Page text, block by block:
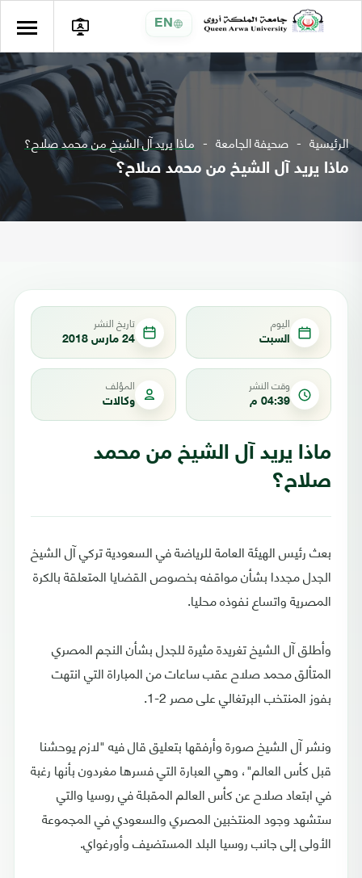
EN
الرئيسية صحيفة الجامعة ماذا يريد آل الشيخ من محمد صلاح؟
ماذا يريد آل الشيخ من محمد صلاح؟
اليوم
السبت
تاريخ النشر
24 مارس 2018
وقت النشر
04:39 م
المؤلف
وكالات
ماذا يريد آل الشيخ من محمد
صلاح؟
بعث رئيس الهيئة العامة للرياضة في السعودية تركي آل الشيخ
الجدل مجددا بشأن مواقفه بخصوص القضايا المتعلقة بالكرة
المصرية واتساع نفوذه محليا.
وأطلق آل الشيخ تغريدة مثيرة للجدل بشأن النجم المصري
المتألق محمد صلاح عقب ساعات من المباراة التي انتهت
بفوز المنتخب البرتغالي على مصر 2-1.
ونشر آل الشيخ صورة وأرفقها بتعليق قال فيه "لازم يوحشنا
قبل كأس العالم"، وهي العبارة التي فسرها مغردون بأنها رغبة
في ابتعاد صلاح عن كأس العالم المقبلة في روسيا والتي
ستشهد وجود المنتخبين المصري والسعودي في المجموعة
الأولى إلى جانب روسيا البلد المستضيف وأورغواي.